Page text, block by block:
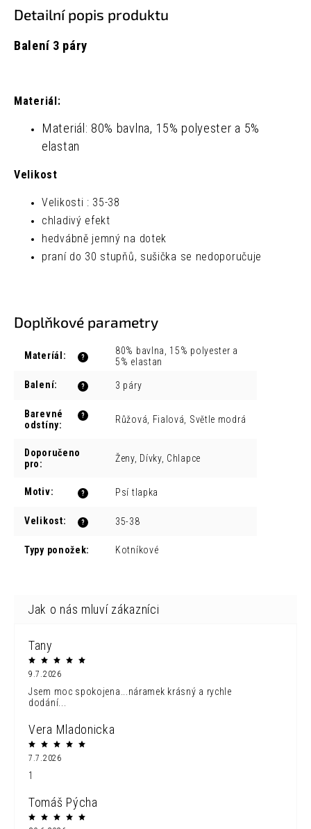
Detailní popis produktu
Balení 3 páry
Materiál:
Materiál: 80% bavlna, 15% polyester a 5%
elastan
Velikost
Velikosti : 35-38
chladivý efekt
hedvábně jemný na dotek
praní do 30 stupňů, sušička se nedoporučuje
Doplňkové parametry
?
Materíál :
80% bavlna, 15% polyester a
5% elastan
?
Balení: 3 páry
?
Barevné
odstíny: Růžová, Fialová, Světle modrá
Doporučeno
pro: Ženy, Dívky, Chlapce
?
Motiv: Psí tlapka
?
Velikost: 35-38
Typy ponožek: Kotníkové
Tany
9.7.2026
Jsem moc spokojena...náramek krásný a rychle
dodání...
Vera Mladonicka
7.7.2026
1
Tomáš Pýcha